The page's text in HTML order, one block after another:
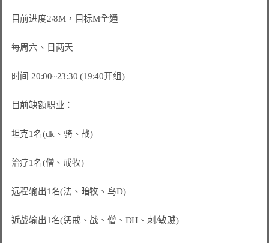
目前进度2/8M，目标M全通
每周六、日两天
时间 20:00~23:30 (19:40开组)
目前缺额职业：
坦克1名(dk、骑、战)
治疗1名(僧、戒牧)
远程输出1名(法、暗牧、鸟D)
近战输出1名(惩戒、战、僧、DH、刺/敏贼)